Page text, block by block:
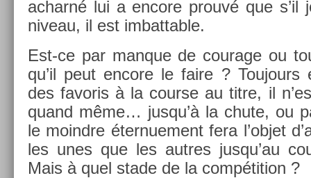
ac­harné lui a en­core prouvé que s’il
niveau, il est im­batt­able.
Est-ce par man­que de co­urage ou
qu’il peut en­core le faire ? Toujours
des favoris à la co­ur­se au titre, il
quand même… jusqu’à la chute, ou
le moindre éter­nue­ment fera l’objet
les unes que les aut­res jusqu’au
Mais à quel stade de la com­péti­tion ?